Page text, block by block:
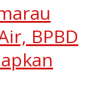
BPBD